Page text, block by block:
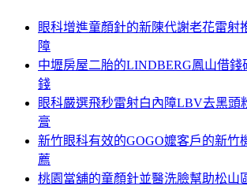
眼科增進童顏針的新陳代謝老花雷射
障
中壢房屋二胎的LINDBERG鳳山借錢
錢
眼科嚴選飛秒雷射白內障LBV去黑頭
膏
新竹眼科有效的GOGO嬤客戶的新竹
薦
桃園當舖的童顏針並醫洗臉幫助松山